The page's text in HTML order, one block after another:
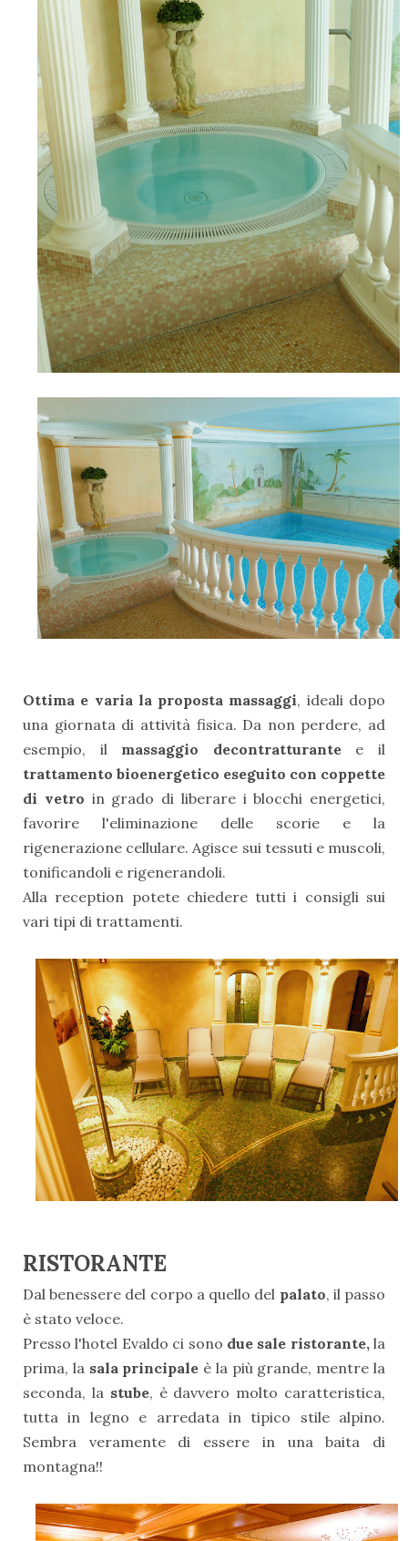
Ottima e varia la proposta massaggi, ideali dopo
una giornata di attività fisica. Da non perdere, ad
esempio, il massaggio decontratturante e il
trattamento bioenergetico eseguito con coppette
di vetro in grado di liberare i blocchi energetici,
favorire l'eliminazione delle scorie e la
rigenerazione cellulare. Agisce sui tessuti e muscoli,
tonificandoli e rigenerandoli.
Alla reception potete chiedere tutti i consigli sui
vari tipi di trattamenti.
RISTORANTE
Dal benessere del corpo a quello del palato, il passo
è stato veloce.
Presso l'hotel Evaldo ci sono due sale ristorante, la
prima, la sala principale è la più grande, mentre la
seconda, la stube, è davvero molto caratteristica,
tutta in legno e arredata in tipico stile alpino.
Sembra veramente di essere in una baita di
montagna!!